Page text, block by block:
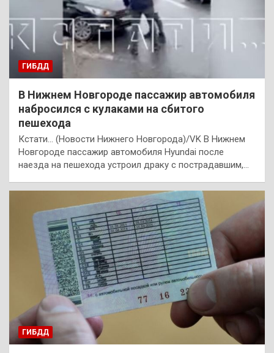
ГИБДД
В Нижнем Новгороде пассажир автомобиля
набросился с кулаками на сбитого
пешехода
Кстати… (Новости Нижнего Новгорода)/VK В Нижнем
Новгороде пассажир автомобиля Hyundai после
наезда на пешехода устроил драку с пострадавшим,…
ГИБДД